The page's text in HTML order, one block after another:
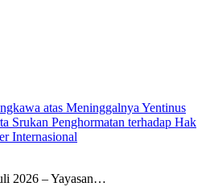
atas Meninggalnya Yentinus
Srukan Penghormatan terhadap Hak
Internasional
2026 – Yayasan…